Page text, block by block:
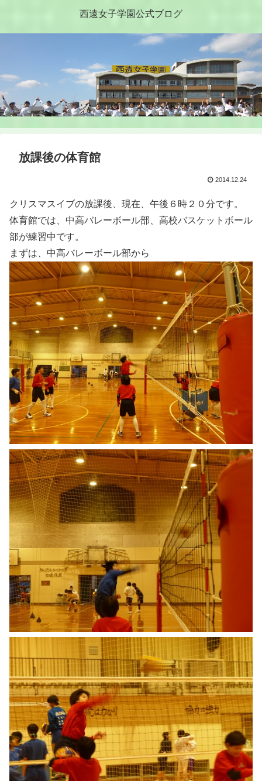
西遠女子学園公式ブログ
放課後の体育館
2014.12.24
クリスマスイブの放課後、現在、午後６時２０分です。
体育館では、中高バレーボール部、高校バスケットボール
部が練習中です。
まずは、中高バレーボール部から